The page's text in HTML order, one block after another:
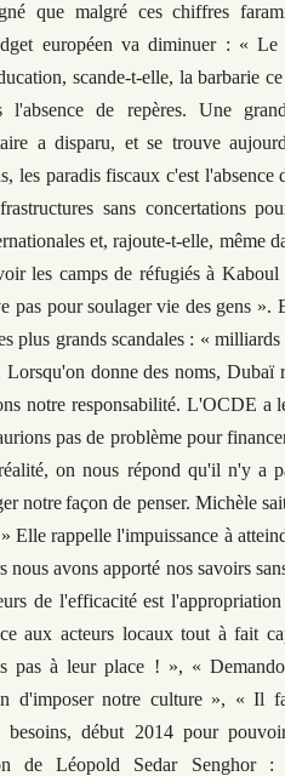
que malgré ces chiffres
européen va diminuer : «
scande-t-elle, la barbarie
l'absence de repères. Une
a disparu, et se trouve
les paradis fiscaux c'est
sans concertations
et, rajoute-t-elle, même
les camps de réfugiés à
pas pour soulager vie des gens ».
plus grands scandales : «
donne des noms, Dubaï
notre responsabilité. L'OCDE a
pas de problème pour
on nous répond qu'il n'y a
notrefaçon de penser. Michèle
Elle rappelle l'impuissance à
nous avons apporté nos savoirs
de l'efficacité est
aux acteurs locaux tout à fait
pas à leur place ! », «
d'imposer notre culture », « Il
besoins, début 2014 pour
de Léopold Sedar Senghor